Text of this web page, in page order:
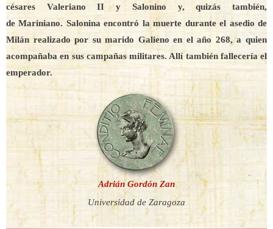
césares Valeriano II y Salonino y, quizás también,
de Mariniano. Salonina encontró la muerte durante el asedio de
Milán realizado por su marido Galieno en el año 268, a quien
acompañaba en sus campañas militares. Allí también fallecería el
emperador.
Adrián Gordón Zan
Universidad de Zaragoza